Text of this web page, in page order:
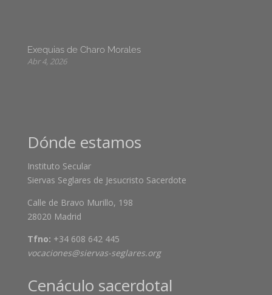
Exequias de Charo Morales
Abr 4, 2026
Dónde estamos
Instituto Secular
Siervas Seglares de Jesucristo Sacerdote
Calle de Bravo Murillo, 198
28020 Madrid
Tfno: +34 608 642 445
vocaciones@siervas-seglares.org
Cenáculo sacerdotal